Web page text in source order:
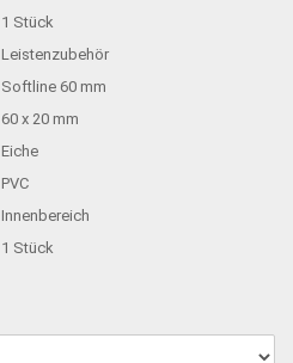
1 Stück
Leistenzubehör
Softline 60 mm
60 x 20 mm
Eiche
PVC
Innenbereich
1 Stück